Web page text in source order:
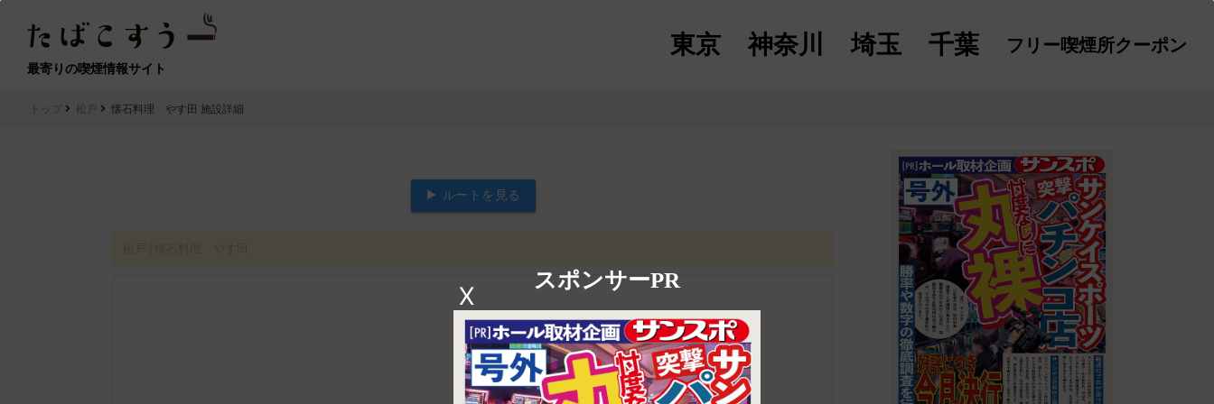
最寄りの喫煙情報サイト
東京 神奈川 埼玉 千葉 フリー喫煙所クーポン
スポンサーPR
X
トップ 松戸 懐石料理 やす田 施設詳細
▶ ルートを見る